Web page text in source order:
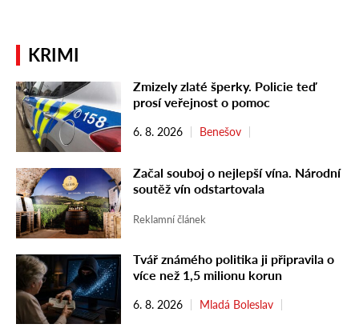
KRIMI
Zmizely zlaté šperky. Policie teď
prosí veřejnost o pomoc
6. 8. 2026 Benešov
Začal souboj o nejlepší vína. Národní
soutěž vín odstartovala
Reklamní článek
Tvář známého politika ji připravila o
více než 1,5 milionu korun
6. 8. 2026 Mladá Boleslav